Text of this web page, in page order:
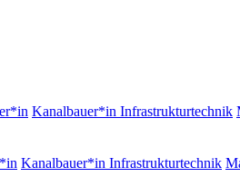
Kanalbauer*in Infrastrukturtechnik
Kanalbauer*in Infrastrukturtechnik